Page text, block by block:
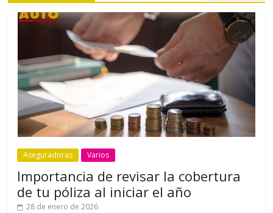
Aseguradoras Varios
Importancia de revisar la cobertura
de tu póliza al iniciar el año
28 de enero de 2026